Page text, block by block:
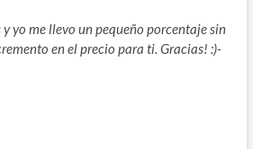
yo me llevo un pequeño porcentaje sin
en el precio para ti. Gracias! :)-